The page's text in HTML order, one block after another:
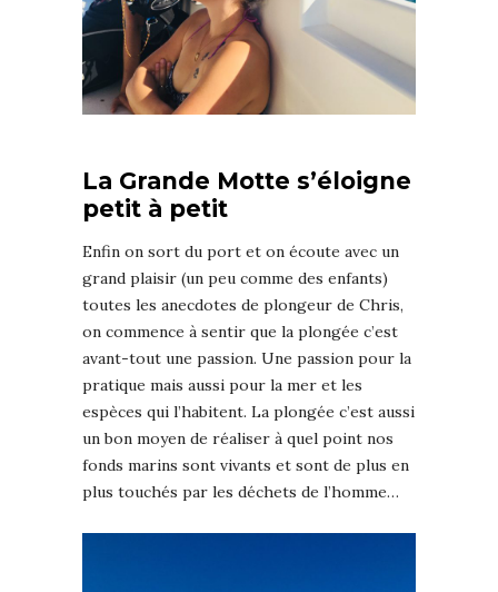
La Grande Motte s’éloigne
petit à petit
Enfin on sort du port et on écoute avec un
grand plaisir (un peu comme des enfants)
toutes les anecdotes de plongeur de Chris,
on commence à sentir que la plongée c’est
avant-tout une passion. Une passion pour la
pratique mais aussi pour la mer et les
espèces qui l’habitent. La plongée c’est aussi
un bon moyen de réaliser à quel point nos
fonds marins sont vivants et sont de plus en
plus touchés par les déchets de l’homme…